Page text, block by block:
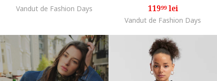
Vandut de Fashion Days 11999lei
Vandut de Fashion Days